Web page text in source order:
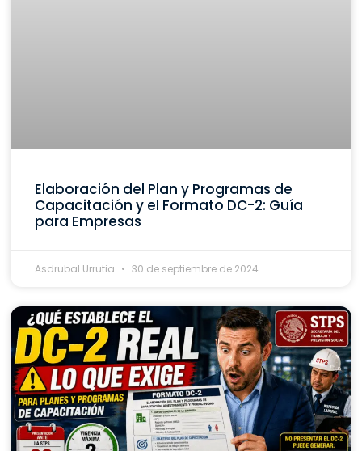
Elaboración del Plan y Programas de
Capacitación y el Formato DC-2: Guía
para Empresas
Asdrubal Urrutia 30 de septiembre de 2024